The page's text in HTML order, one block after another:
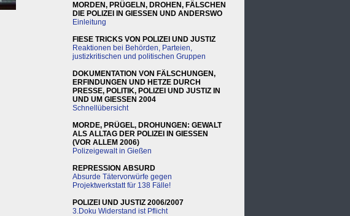
MORDEN, PRÜGELN, DROHEN, FÄLSCHEN
DIE POLIZEI IN GIESSEN UND ANDERSWO
Einleitung
FIESE TRICKS VON POLIZEI UND JUSTIZ
Reaktionen bei Behörden, Parteien,
justizkritischen und politischen Gruppen
DOKUMENTATION VON FÄLSCHUNGEN,
ERFINDUNGEN UND HETZE DURCH
PRESSE, POLITIK, POLIZEI UND JUSTIZ IN
UND UM GIESSEN 2004
Schnellübersicht
MORDE, PRÜGEL, DROHUNGEN: GEWALT
ALS ALLTAG DER POLIZEI IN GIESSEN
(VOR ALLEM 2006)
Polizeigewalt in Gießen
REPRESSION ABSURD
Absurde Tätervorwürfe gegen
Projektwerkstatt für 138 Fälle!
POLIZEI UND JUSTIZ 2006/2007
3.Doku Widerstand ist Pflicht